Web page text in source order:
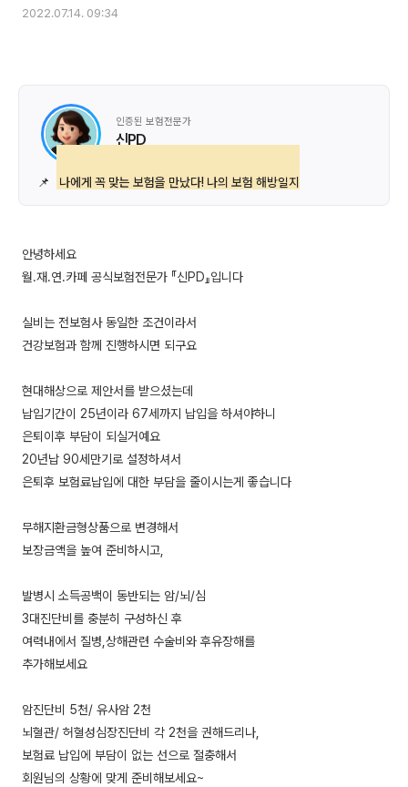
2022.07.14. 09:34
인증된 보험전문가
신PD
📌 나에게 꼭 맞는 보험을 만났다! 나의 보험 해방일지
안녕하세요
월.재.연.카페 공식보험전문가 『신PD』입니다
실비는 전보험사 동일한 조건이라서
건강보험과 함께 진행하시면 되구요
현대해상으로 제안서를 받으셨는데
납입기간이 25년이라 67세까지 납입을 하셔야하니
은퇴이후 부담이 되실거예요
20년납 90세만기로 설정하셔서
은퇴후 보험료납입에 대한 부담을 줄이시는게 좋습니다
무해지환금형상품으로 변경해서
보장금액을 높여 준비하시고,
발병시 소득공백이 동반되는 암/뇌/심
3대진단비를 충분히 구성하신 후
여력내에서 질병,상해관련 수술비와 후유장해를
추가해보세요
암진단비 5천/ 유사암 2천
뇌혈관/ 허혈성심장진단비 각 2천을 권해드리나,
보험료 납입에 부담이 없는 선으로 절충해서
회원님의 상황에 맞게 준비해보세요~